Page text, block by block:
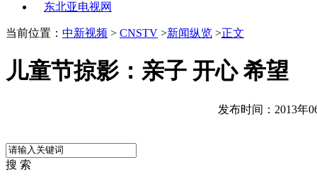
东北亚电视网
当前位置： 中新视频 > CNSTV >新闻纵览 >正文
儿童节掠影：亲子 开心 希望
发布时间：2013年
搜 索